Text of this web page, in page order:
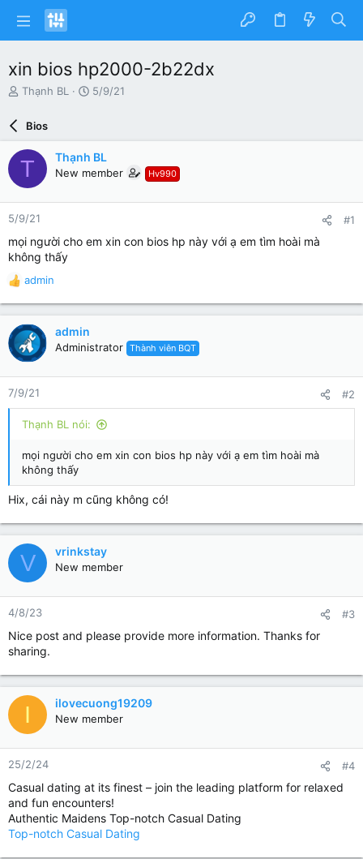
xin bios hp2000-2b22dx
N
ư
ờ
i
k
h
ở
i
t
ạ
o
Thạnh BL
N
ử
i
5/9/21
Bios
T Thạnh BL
New member Hv990
5/9/21 #1
mọi người cho em xin con bios hp này với ạ em tìm hoài mà
không thấy
R
e
a
c
t
o
n
admin
admin
Administrator Thành viên BQT
7/9/21 #2
Thạnh BL nói:
mọi người cho em xin con bios hp này với ạ em tìm hoài mà
không thấy
Hix, cái này m cũng không có!
V vrinkstay
New member
4/8/23 #3
Nice post and please provide more information. Thanks for
sharing.
I ilovecuong19209
New member
25/2/24 #4
Casual dating at its finest – join the leading platform for relaxed
and fun encounters!
Authentic Maidens Top-notch Сasual Dating
Top-notch Сasual Dating